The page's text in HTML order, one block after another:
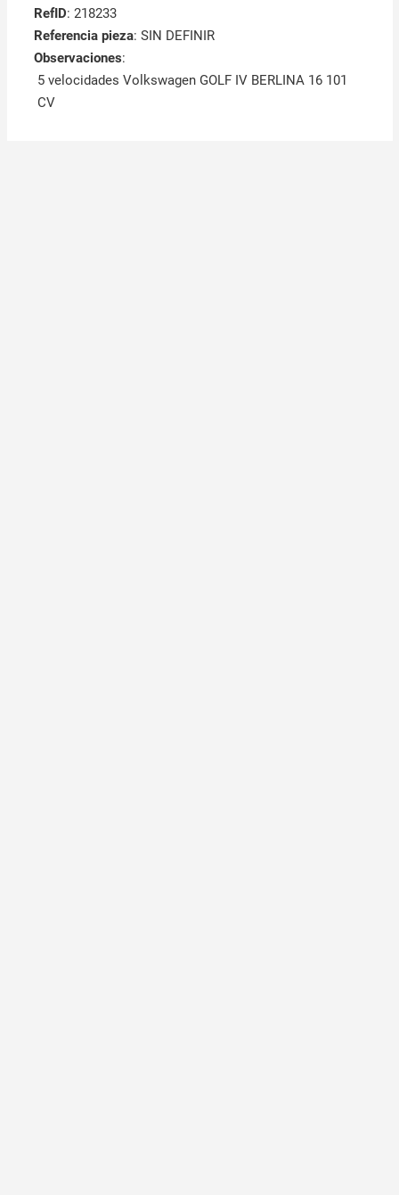
RefID: 218233
Referencia pieza: SIN DEFINIR
Observaciones:
5 velocidades Volkswagen GOLF IV BERLINA 16 101
CV